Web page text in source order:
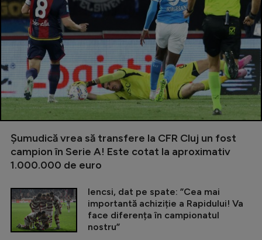
Șumudică vrea să transfere la CFR Cluj un fost
campion în Serie A! Este cotat la aproximativ
1.000.000 de euro
Iencsi, dat pe spate: ”Cea mai
importantă achiziție a Rapidului! Va
face diferența în campionatul
nostru”